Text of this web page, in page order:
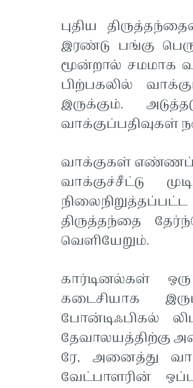
புதிய
இரண்டு பங்கு
மூன்றால் சமமாக
பிற்பகலில்
இருக்கும்.
வாக்குப்பதிவுகள்
வாக்குகள்
வாக்குச்சீட்டு
திருத்தந்தை
வெளியேறும்.
கார்டினல்கள்
கடைசியாக
போன்டிஃபிகல்
தேவாலயத்திற்கு
ரே, அனைத்து
வேட்பாளரின்